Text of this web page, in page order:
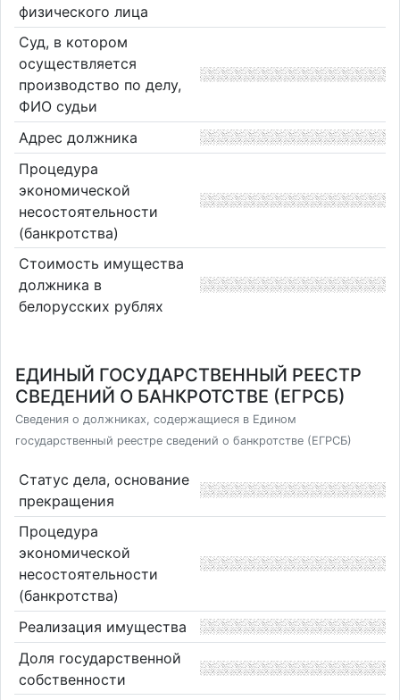
физического лица
Суд, в котором
осуществляется
производство по делу,
ФИО судьи
Адрес должника
Процедура
экономической
несостоятельности
(банкротства)
Стоимость имущества
должника в
белорусских рублях
ЕДИНЫЙ ГОСУДАРСТВЕННЫЙ РЕЕСТР
СВЕДЕНИЙ О БАНКРОТСТВЕ (ЕГРСБ)
Сведения о должниках, содержащиеся в Едином
государственный реестре сведений о банкротстве (ЕГРСБ)
Статус дела, основание
прекращения
Процедура
экономической
несостоятельности
(банкротства)
Реализация имущества
Доля государственной
собственности